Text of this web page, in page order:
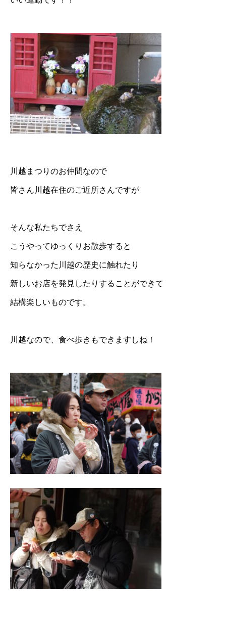
川越まつりのお仲間なので
皆さん川越在住のご近所さんですが
そんな私たちでさえ
こうやってゆっくりお散歩すると
知らなかった川越の歴史に触れたり
新しいお店を発見したりすることができて
結構楽しいものです。
川越なので、食べ歩きもできますしね！